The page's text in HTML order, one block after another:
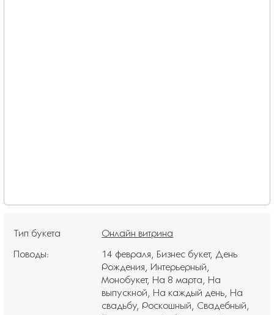
Тип букета
Онлайн витрина
Поводы:
14 февраля Бизнес букет
День
Рождения
Интерьерный
Монобукет На 8 марта
На
выпускной
На каждый день На
свадьбу Роскошный
Свадебный